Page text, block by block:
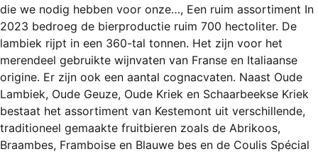
die we nodig hebben voor onze…, Een ruim assortiment In
2023 bedroeg de bierproductie ruim 700 hectoliter. De
lambiek rijpt in een 360-tal tonnen. Het zijn voor het
merendeel gebruikte wijnvaten van Franse en Italiaanse
origine. Er zijn ook een aantal cognacvaten. Naast Oude
Lambiek, Oude Geuze, Oude Kriek en Schaarbeekse Kriek
bestaat het assortiment van Kestemont uit verschillende,
traditioneel gemaakte fruitbieren zoals de Abrikoos,
Braambes, Framboise en Blauwe bes en de Coulis Spécial